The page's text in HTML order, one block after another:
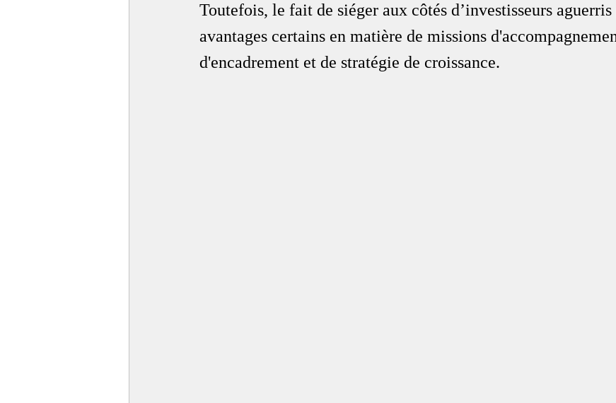
Toutefois, le fait de siéger aux côtés d’investisseurs aguerris
avantages certains en matière de missions
d'encadrement et de stratégie de croissance.